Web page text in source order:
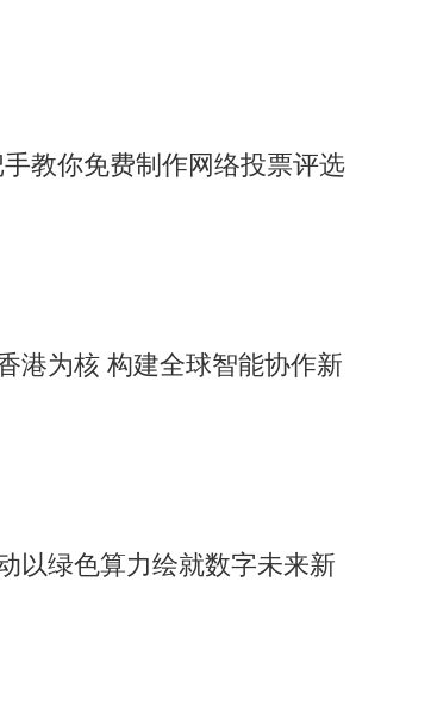
教你免费制作网络投票评选
港为核 构建全球智能协作新
以绿色算力绘就数字未来新